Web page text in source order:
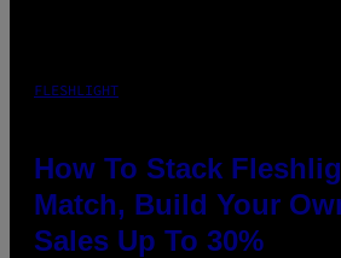
FLESHLIGHT
How To Stack
Match, Build Your
Sales Up To 30%